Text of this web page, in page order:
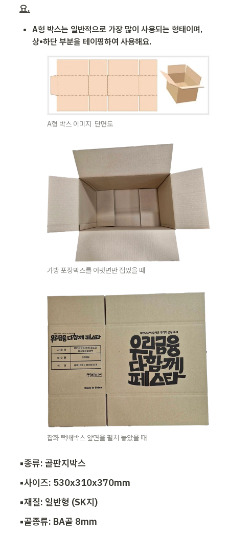
요.
A형 박스는 일반적으로 가장 많이 사용되는 형태이며,
상•하단 부분을 테이핑하여 사용해요.
A형 박스 이미지  단면도
가방 포장박스를 아랫면만 접었을 때
잡화 택배박스 앞면을 펼쳐 놓았을 때
▪️종류: 골판지박스
▪️사이즈: 530x310x370mm
▪️재질: 일반형 (SK지)
▪️골종류: BA골 8mm